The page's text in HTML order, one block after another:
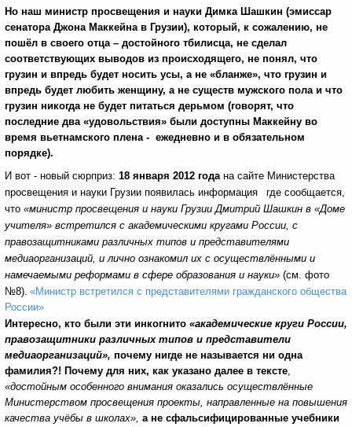
Но наш министр просвещения и науки Димка Шашкин (эмиссар
сенатора Джона Маккейна в Грузии), который, к сожалению, не
пошёл в своего отца – достойного тбилисца, не сделал
соответствующих выводов из происходящего, не понял, что
грузин и впредь будет носить усы, а не «бланже», что грузин и
впредь будет любить женщину, а не существ мужского пола и что
грузин никогда не будет питаться дерьмом (говорят, что
последние два «удовольствия» были доступны Маккейну во
время вьетнамского плена - ежедневно и в обязательном
порядке).
И вот - новый сюрприз: 18 января 2012 годана сайте Министерства
просвещения и науки Грузии появилась информация
где сообщается,
что «министр просвещения и науки Грузии Дмитрий Шашкин в «Доме
учителя» встретился с академическими кругами России, с
правозащитниками различных типов и представителями
медиаорганизаций, и лично ознакомил их с осуществлёнными и
намечаемыми реформами в сфере образования и науки» (см. фото
№8). «Министр встретился с представителями гражданского общества
России»
Интересно, кто были эти инкогнито «академические круги России,
правозащитники различных типов и представители
медиаорганизаций», почему нигде не называется ни одна
фамилия?! Почему для них, как указано далее в тексте,
«достойным особенного внимания оказались осуществлённые
Министерством просвещения проекты, направленные на повышения
качества учёбы в школах», а не сфальсифицированные учебники